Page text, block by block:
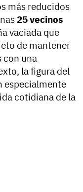
más reducidos
25 vecinos
vaciada que
de mantener
con una
la figura del
especialmente
cotidiana de la